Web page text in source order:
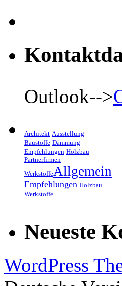
Outlook-->
Architekt Ausstellung
Baustoffe Dämmung
Empfehlungen Holzbau
Partnerfirmen
WerkstoffeAllgemein
Empfehlungen Holzbau
Werkstoffe
Neueste
WordPress